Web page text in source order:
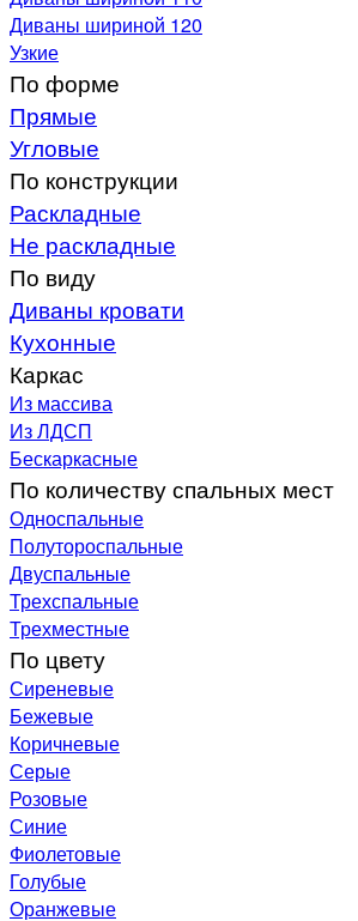
Диваны шириной 120
Узкие
По форме
Прямые
Угловые
По конструкции
Раскладные
Не раскладные
По виду
Диваны кровати
Кухонные
Каркас
Из массива
Из ЛДСП
Бескаркасные
По количеству спальных мест
Односпальные
Полутороспальные
Двуспальные
Трехспальные
Трехместные
По цвету
Сиреневые
Бежевые
Коричневые
Серые
Розовые
Синие
Фиолетовые
Голубые
Оранжевые